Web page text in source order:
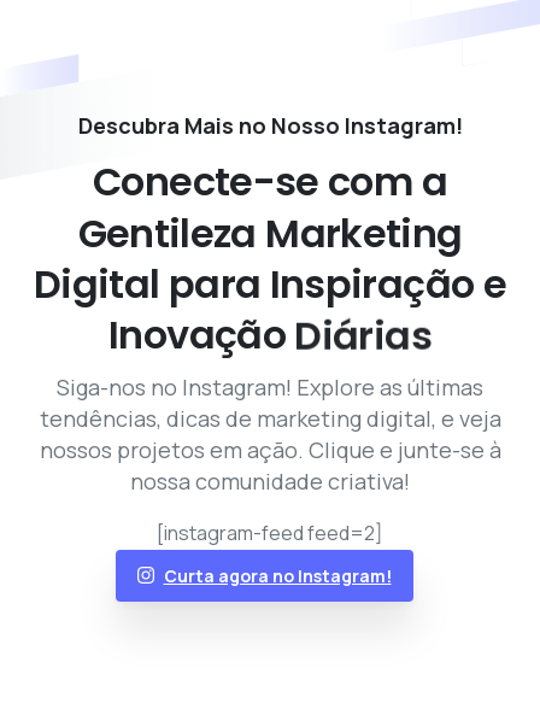
Descubra Mais no Nosso Instagram!
Conecte-se com a
Gentileza Marketing
Digital para Inspiração e
Inovação Diárias
Siga-nos no Instagram! Explore as últimas
tendências, dicas de marketing digital, e veja
nossos projetos em ação. Clique e junte-se à
nossa comunidade criativa!
[instagram-feed feed=2]
Curta agora no Instagram!